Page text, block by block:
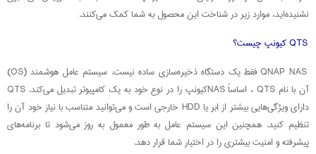
نشنیده‌اید، موارد زیر در شناخت این محصول به شما کمک می‌کنند.
QNAP NAS فقط یک دستگاه ذخیره‌سازی ساده نیست. سیستم عامل هوشمند (OS)
آن با نام QTS ، اساساً NASکیونپ را در نوع خود به یک کامپیوتر تبدیل می‌کند. QTS
دارای ویژگی‌هایی بیشتر از ابر یا HDD خارجی است و می‌توانید متناسب با نیاز خود آن را
تنظیم کنید. همچنین این سیستم عامل به طور معمول به روز می‌شود تا برنامه‌های
پیشرفته و امنیت بیشتری را در اختیار شما قرار دهد.